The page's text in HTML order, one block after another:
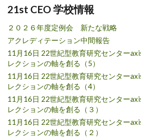
21st CEO 学校情報
２０２６年度定例会 新たな戦略
アクレディテーション中間報告
11月16日 22世紀型教育研究センター
レクションの軸を創る（5）
11月16日 22世紀型教育研究センター
レクションの軸を創る（4）
11月16日 22世紀型教育研究センター
レクションの軸を創る（３）
11月16日 22世紀型教育研究センター
レクションの軸を創る（２）